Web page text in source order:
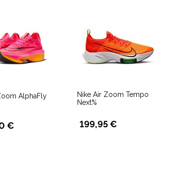
AlphaFly
€
Nike Air Zoom Tempo
Next%
199,95 €